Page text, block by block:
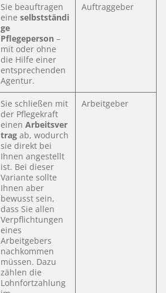
Sie beauftragen
eine selbstständi
ge
Pflegeperson –
mit oder ohne
die Hilfe einer
entsprechenden
Agentur.
Auftraggeber
Sie schließen mit
der Pflegekraft
einen Arbeitsver
trag ab, wodurch
sie direkt bei
Ihnen angestellt
ist. Bei dieser
Variante sollte
Ihnen aber
bewusst sein,
dass Sie allen
Verpflichtungen
eines
Arbeitgebers
nachkommen
müssen. Dazu
zählen die
Lohnfortzahlung
Arbeitgeber